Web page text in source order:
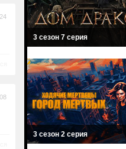
3 сезон 7 серия
3 сезон 2 серия